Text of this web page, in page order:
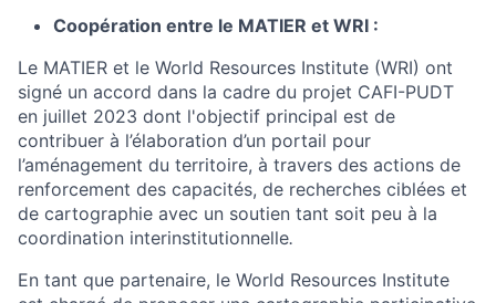
Coopération entre le MATIER et WRI :
Le MATIER et le World Resources Institute (WRI) ont
signé un accord dans la cadre du projet CAFI-PUDT
en juillet 2023 dont l'objectif principal est de
contribuer à l’élaboration d’un portail pour
l’aménagement du territoire, à travers des actions de
renforcement des capacités, de recherches ciblées et
de cartographie avec un soutien tant soit peu à la
coordination interinstitutionnelle.
En tant que partenaire, le World Resources Institute